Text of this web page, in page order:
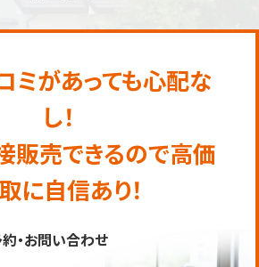
ミがあっても心配な
し！
販売できるので高価
に自信あり！
・お問い合わせ